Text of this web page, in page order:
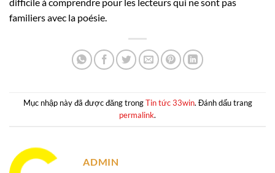
familiers avec la poésie.
Mục nhập này đã được đăng trongTin tức 33win. Đánh dấu trang
permalink.
ADMIN